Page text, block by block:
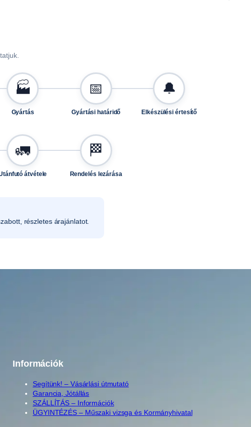
🏭
Gyártás
📅
Gyártási határidő
🔔
Elkészülési értesítő
🚛
átvétele
🏁
Rendelés lezárása
részletes árajánlatot.
Információk
Segítünk! – Vásárlási útmutató
Garancia, Jótállás
SZÁLLÍTÁS – Információk
ÜGYINTÉZÉS – Műszaki vizsga és Kormányhivatal